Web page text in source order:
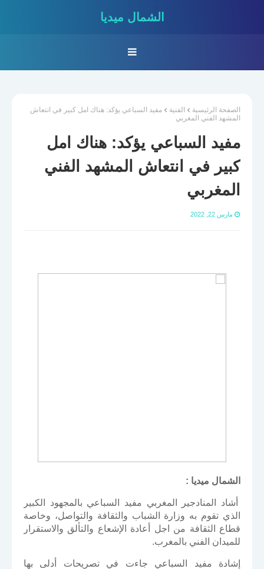
الشمال ميديا
الصفحة الرئيسية الفنية
مفيد السباعي يؤكد: هناك امل كبير في انتعاش
المشهد الفني المغربي
مفيد السباعي يؤكد: هناك امل
كبير في انتعاش المشهد الفني
المغربي
مارس 22, 2022
الشمال ميديا :
أشاد المنادجير المغربي مفيد السباعي بالمجهود الكبير
الذي تقوم به وزارة الشباب والثقافة والتواصل، وخاصة
قطاع الثقافة من اجل أعادة الإشعاع والتألق والاستقرار
للميدان الفني بالمغرب.
إشادة مفيد السباعي جاءت في تصريحات أدلى بها